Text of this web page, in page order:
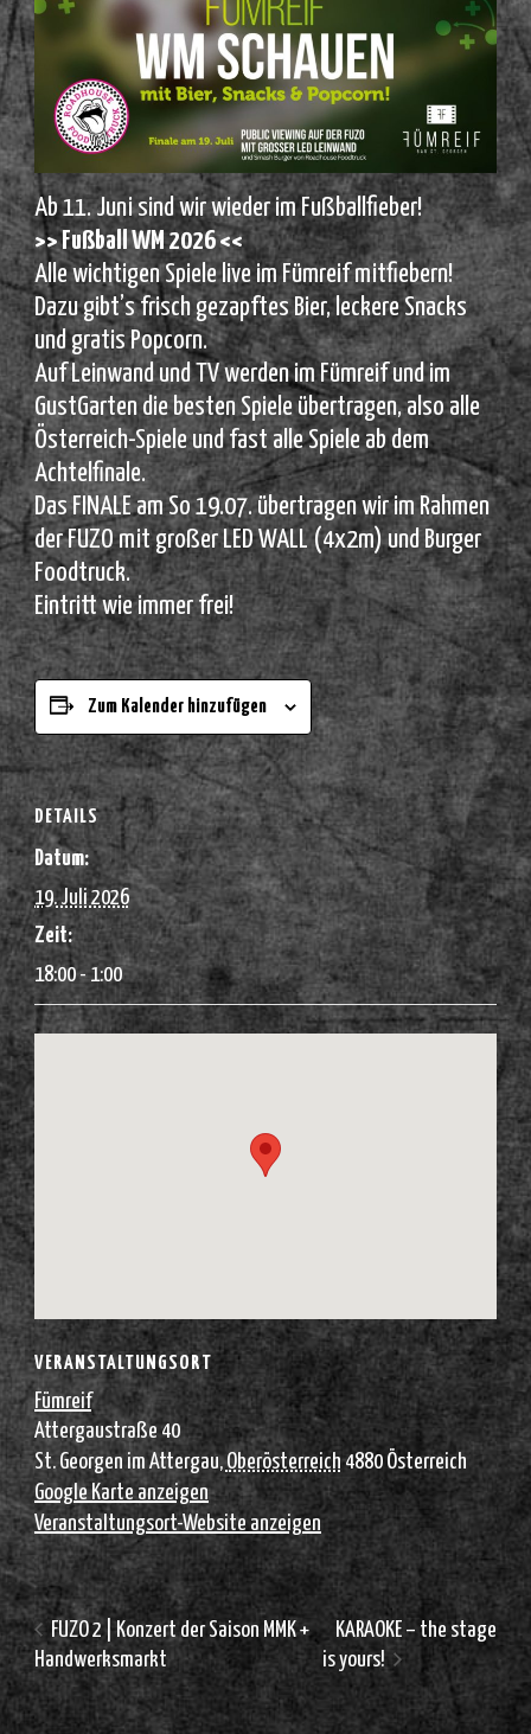
Ab 11. Juni sind wir wieder im Fußballfieber!
>> Fußball WM 2026 <<
Alle wichtigen Spiele live im Fümreif mitfiebern!
Dazu gibt’s frisch gezapftes Bier, leckere Snacks
und gratis Popcorn.
Auf Leinwand und TV werden im Fümreif und im
GustGarten die besten Spiele übertragen, also alle
Österreich-Spiele und fast alle Spiele ab dem
Achtelfinale.
Das FINALE am So 19.07. übertragen wir im Rahmen
der FUZO mit großer LED WALL (4x2m) und Burger
Foodtruck.
Eintritt wie immer frei!
Zum Kalender hinzufügen
DETAILS
Datum:
19. Juli 2026
Zeit:
18:00 - 1:00
VERANSTALTUNGSORT
Fümreif
Attergaustraße 40
St. Georgen im Attergau,Oberösterreich 4880 Österreich
Google Karte anzeigen
Veranstaltungsort-Website anzeigen
FUZO 2 | Konzert der Saison MMK +
Handwerksmarkt
KARAOKE – the stage
is yours!